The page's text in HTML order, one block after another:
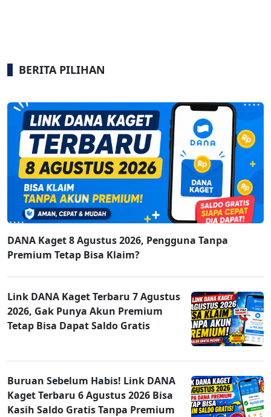
BERITA PILIHAN
DANA Kaget 8 Agustus 2026, Pengguna Tanpa
Premium Tetap Bisa Klaim?
Link DANA Kaget Terbaru 7 Agustus
2026, Gak Punya Akun Premium
Tetap Bisa Dapat Saldo Gratis
Buruan Sebelum Habis! Link DANA
Kaget Terbaru 6 Agustus 2026 Bisa
Kasih Saldo Gratis Tanpa Premium